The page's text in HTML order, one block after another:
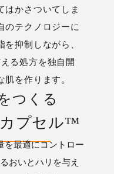
はかさついてしま
のテクノロジーに
を抑制しながら、
る処方を独自開
を作ります。
つくる
プセル™︎
を最適にコントロー
おいとハリを与え